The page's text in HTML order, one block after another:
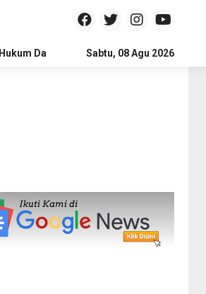
Hukum Dan Kriminal Politik Pendidikan
Sabtu, 08 Agu 2026